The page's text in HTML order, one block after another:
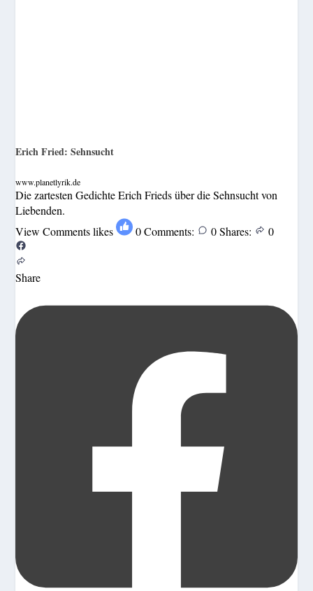
Erich Fried: Sehnsucht
www.planetlyrik.de
Die zartesten Gedichte Erich Frieds über die Sehnsucht von
Liebenden.
View Comments likes 0 Comments: 0 Shares: 0
Share